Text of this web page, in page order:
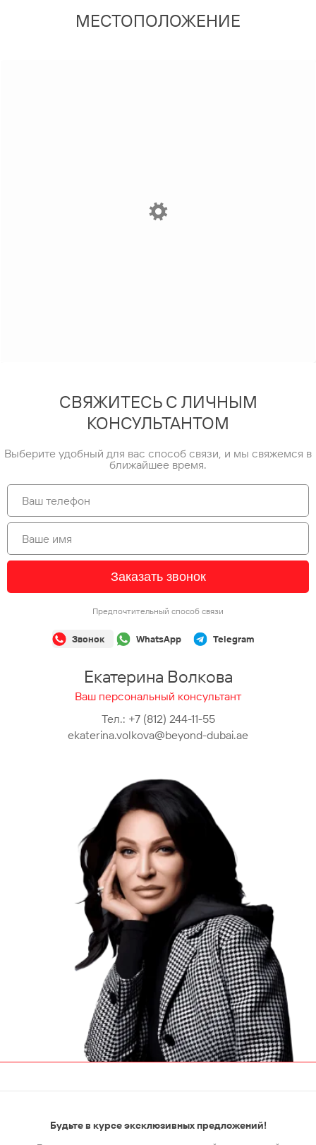
МЕСТОПОЛОЖЕНИЕ
СВЯЖИТЕСЬ С ЛИЧНЫМ
КОНСУЛЬТАНТОМ
Выберите удобный для вас способ связи, и мы свяжемся в
ближайшее время.
Заказать звонок
Предпочтительный способ связи
Звонок WhatsApp Telegram
Екатерина Волкова
Ваш персональный консультант
Тел.: +7 (812) 244-11-55
ekaterina.volkova@beyond-dubai.ae
Будьте в курсе эксклюзивных предложений!